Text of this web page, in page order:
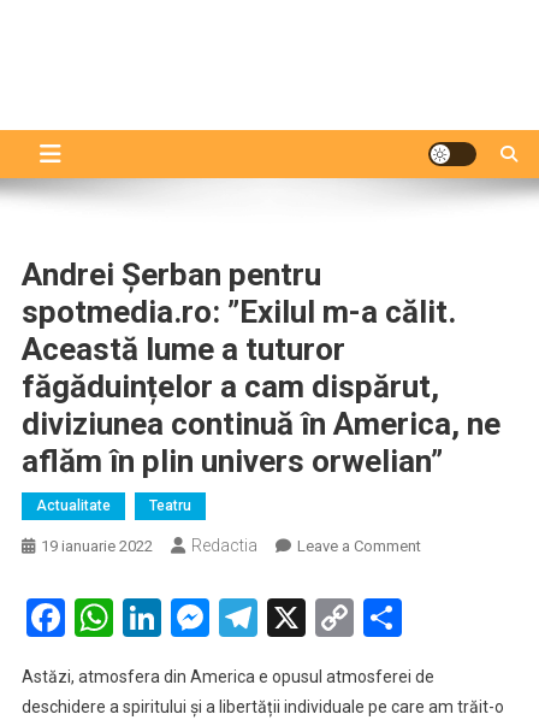
Andrei Șerban pentru
spotmedia.ro: ”Exilul m-a călit.
Această lume a tuturor
făgăduințelor a cam dispărut,
diviziunea continuă în America, ne
aflăm în plin univers orwelian”
Actualitate Teatru
19 ianuarie 2022 Redactia Leave a Commenton
”Exilul
m-
Facebook
WhatsApp
LinkedIn
Messenger
Telegram
X Copy
Astăzi, atmosfera din America e opusul atmosferei de
deschidere a spiritului și a libertății individuale pe care am trăit-o